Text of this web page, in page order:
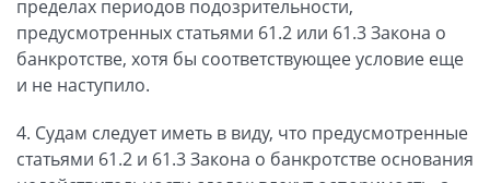
пределах периодов подозрительности,
предусмотренных статьями 61.2 или 61.3 Закона о
банкротстве, хотя бы соответствующее условие еще
и не наступило.
4. Судам следует иметь в виду, что предусмотренные
статьями 61.2 и 61.3 Закона о банкротстве основания